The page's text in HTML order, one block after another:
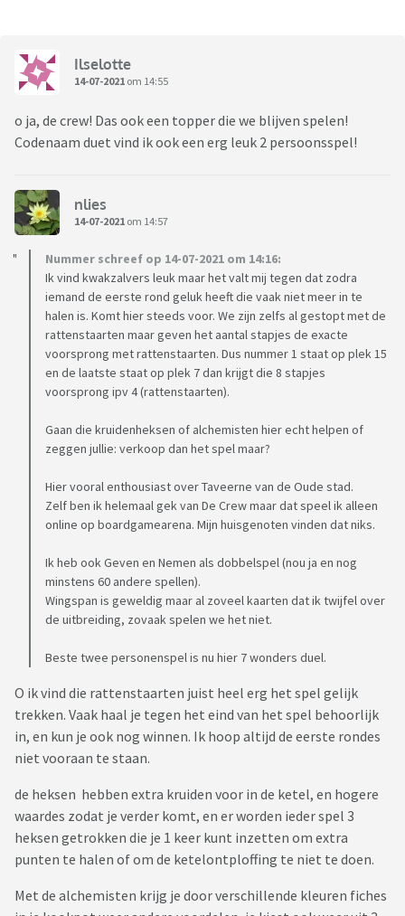
Ilselotte
14-07-2021 om 14:55
o ja, de crew! Das ook een topper die we blijven spelen!
Codenaam duet vind ik ook een erg leuk 2 persoonsspel!
nlies
14-07-2021 om 14:57
Nummer schreef op 14-07-2021 om 14:16:
Ik vind kwakzalvers leuk maar het valt mij tegen dat zodra
iemand de eerste rond geluk heeft die vaak niet meer in te
halen is. Komt hier steeds voor. We zijn zelfs al gestopt met de
rattenstaarten maar geven het aantal stapjes de exacte
voorsprong met rattenstaarten. Dus nummer 1 staat op plek 15
en de laatste staat op plek 7 dan krijgt die 8 stapjes
voorsprong ipv 4 (rattenstaarten).
Gaan die kruidenheksen of alchemisten hier echt helpen of
zeggen jullie: verkoop dan het spel maar?
Hier vooral enthousiast over Taveerne van de Oude stad.
Zelf ben ik helemaal gek van De Crew maar dat speel ik alleen
online op boardgamearena. Mijn huisgenoten vinden dat niks.
Ik heb ook Geven en Nemen als dobbelspel (nou ja en nog
minstens 60 andere spellen).
Wingspan is geweldig maar al zoveel kaarten dat ik twijfel over
de uitbreiding, zovaak spelen we het niet.
Beste twee personenspel is nu hier 7 wonders duel.
O ik vind die rattenstaarten juist heel erg het spel gelijk
trekken. Vaak haal je tegen het eind van het spel behoorlijk
in, en kun je ook nog winnen. Ik hoop altijd de eerste rondes
niet vooraan te staan.
de heksen hebben extra kruiden voor in de ketel, en hogere
waardes zodat je verder komt, en er worden ieder spel 3
heksen getrokken die je 1 keer kunt inzetten om extra
punten te halen of om de ketelontploffing te niet te doen.
Met de alchemisten krijg je door verschillende kleuren fiches